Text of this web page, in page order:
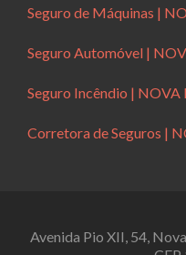
Seguro de Máquinas |
Seguro Automóvel |
Seguro Incêndio |
Corretora de Seguros |
Avenida Pio XII, 54,